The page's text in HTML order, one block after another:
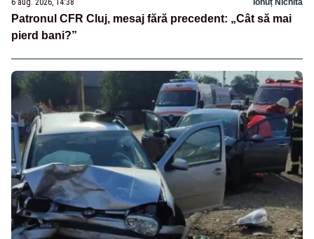
6 aug. 2026, 14:38 Ionuț Nichita
Patronul CFR Cluj, mesaj fără precedent: „Cât să mai
pierd bani?”